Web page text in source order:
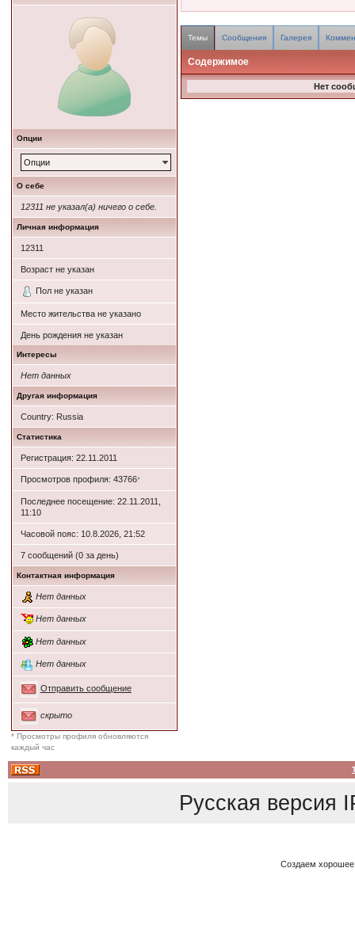
Опции
Опции
О себе
12311 не указал(а) ничего о себе.
Личная информация
12311
Возраст не указан
Пол не указан
Место жительства не указано
День рождения не указан
Интересы
Нет данных
Другая информация
Country: Russia
Статистика
Регистрация: 22.11.2011
Просмотров профиля: 43766*
Последнее посещение: 22.11.2011,
11:10
Часовой пояс: 10.8.2026, 21:52
7 сообщений (0 за день)
Контактная информация
Нет данных
Нет данных
Нет данных
Нет данных
Отправить сообщение
скрыто
* Просмотры профиля обновляются
каждый час
Темы Сообщения Галерея
Содержимое
Нет
Русская версия
Создаем